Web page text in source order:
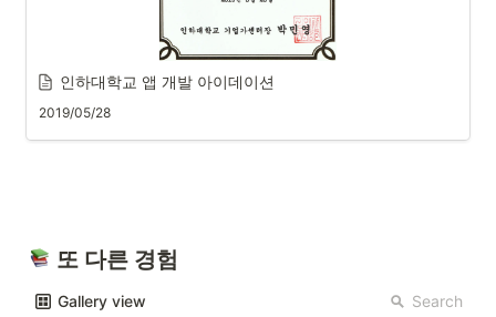
인하대학교 앱 개발 아이데이션
2019/05/28
또 다른 경험
Gallery view Search